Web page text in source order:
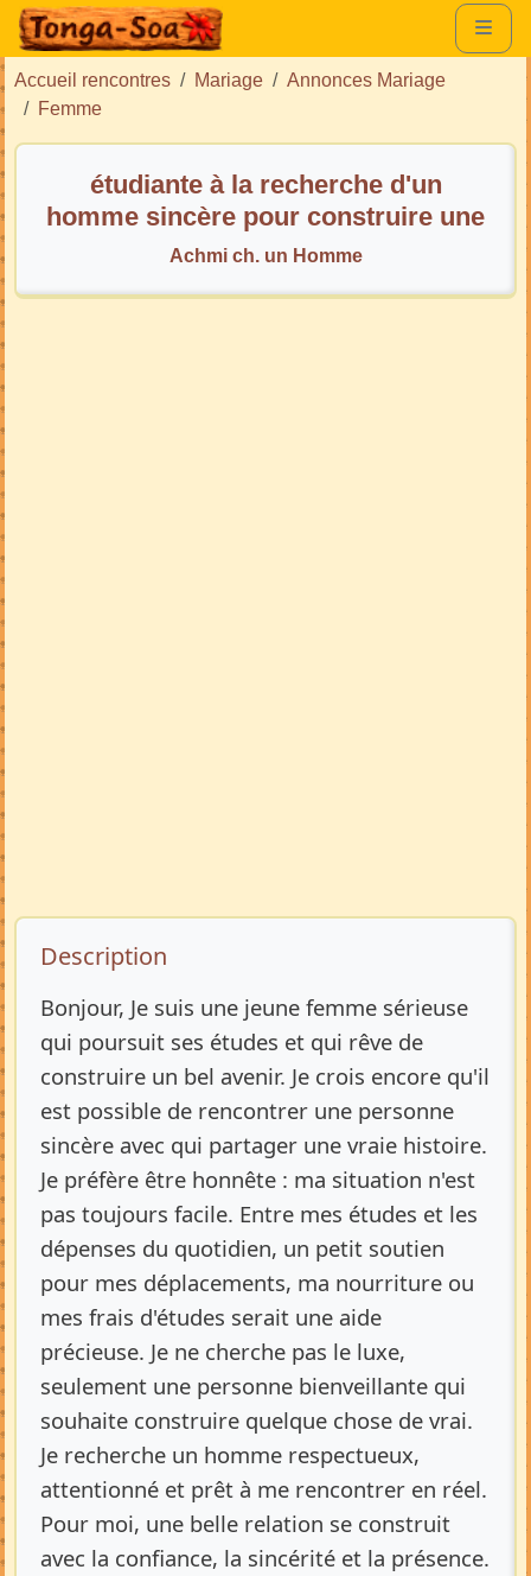
Accueil rencontres Mariage
Annonces Mariage
Femme
étudiante à la recherche d'un
homme sincère pour construire une
belle histoire
Achmi ch. un Homme
Description de l’annonce
Description
Bonjour, Je suis une jeune femme sérieuse
qui poursuit ses études et qui rêve de
construire un bel avenir. Je crois encore qu'il
est possible de rencontrer une personne
sincère avec qui partager une vraie histoire.
Je préfère être honnête : ma situation n'est
pas toujours facile. Entre mes études et les
dépenses du quotidien, un petit soutien
pour mes déplacements, ma nourriture ou
mes frais d'études serait une aide
précieuse. Je ne cherche pas le luxe,
seulement une personne bienveillante qui
souhaite construire quelque chose de vrai.
Je recherche un homme respectueux,
attentionné et prêt à me rencontrer en réel.
Pour moi, une belle relation se construit
avec la confiance, la sincérité et la présence.